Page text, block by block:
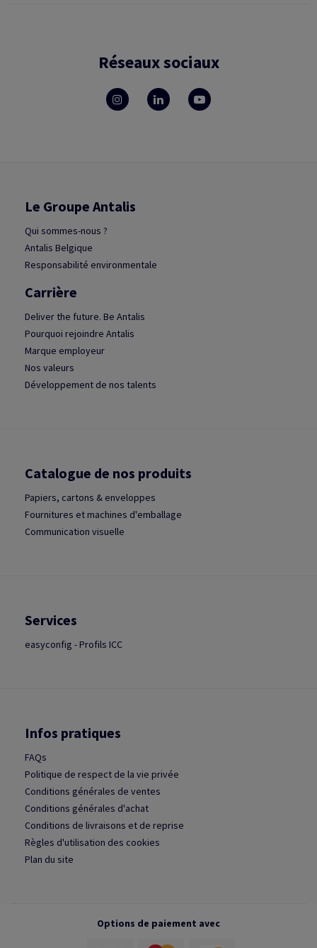
Réseaux sociaux
Le Groupe Antalis
Qui sommes-nous ?
Antalis Belgique
Responsabilité environmentale
Carrière
Deliver the future. Be Antalis
Pourquoi rejoindre Antalis
Marque employeur
Nos valeurs
Développement de nos talents
Catalogue de nos produits
Papiers, cartons & enveloppes
Fournitures et machines d'emballage
Communication visuelle
Services
easyconfig - Profils ICC
Infos pratiques
FAQs
Politique de respect de la vie privée
Conditions générales de ventes
Conditions générales d'achat
Conditions de livraisons et de reprise
Règles d'utilisation des cookies
Plan du site
Options de paiement avec